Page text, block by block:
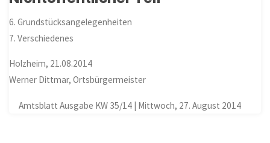
6. Grundstücksangelegenheiten
7. Verschiedenes
Holzheim, 21.08.2014
Werner Dittmar, Ortsbürgermeister
Amtsblatt Ausgabe KW 35/14 | Mittwoch, 27. August 2014